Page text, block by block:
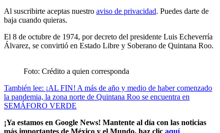
Al suscribirte aceptas nuestro aviso de privacidad. Puedes darte de
baja cuando quieras.
El 8 de octubre de 1974, por decreto del presidente Luis Echeverría
Álvarez, se convirtió en Estado Libre y Soberano de Quintana Roo.
Foto: Crédito a quien corresponda
También lee: ¡AL FIN! A más de año y medio de haber comenzado
la pandemia, la zona norte de Quintana Roo se encuentra en
SEMÁFORO VERDE
¡Ya estamos en Google News! Mantente al día con las noticias